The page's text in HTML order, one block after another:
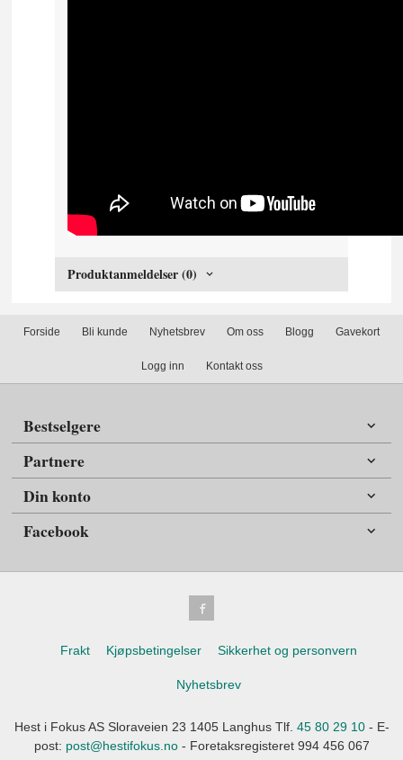
Produktanmeldelser (0)
Forside Bli kunde Nyhetsbrev Om oss Blogg Gavekort
Logg inn Kontakt oss
Bestselgere
Partnere
Din konto
Facebook
Frakt Kjøpsbetingelser Sikkerhet og personvern
Nyhetsbrev
Hest i Fokus AS Sloraveien 23 1405 Langhus Tlf. 45 80 29 10- E-
post: post@hestifokus.no- Foretaksregisteret 994 456 067